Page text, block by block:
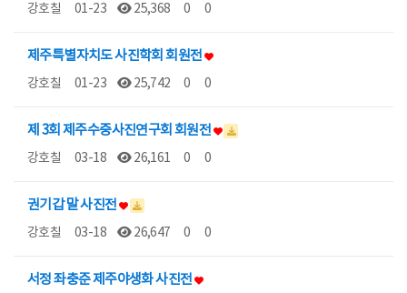
강호칠 01-23 25,368 0 0
제주특별자치도 사진학회 회원전
강호칠 01-23 25,742 0 0
제 3회 제주수중사진연구회 회원전
강호칠 03-18 26,161 0 0
권기갑 말 사진전
강호칠 03-18 26,647 0 0
서정 좌충준 제주야생화 사진전